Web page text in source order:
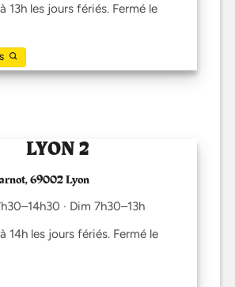
13h les jours fériés. Fermé le
LYON 2
69002 Lyon
· Dim 7h30–13h
14h les jours fériés. Fermé le